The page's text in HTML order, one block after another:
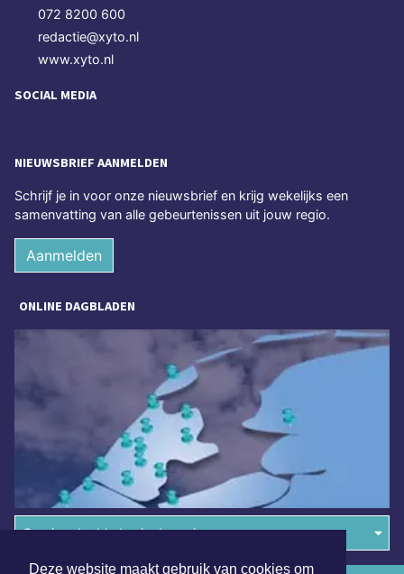
Deze website maakt gebruik van cookies om
072 8200 600
redactie@xyto.nl
www.xyto.nl
SOCIAL MEDIA
NIEUWSBRIEF AANMELDEN
Schrijf je in voor onze nieuwsbrief en krijg wekelijks een
samenvatting van alle gebeurtenissen uit jouw regio.
Aanmelden
ONLINE DAGBLADEN
Overige dagbladen in de regio